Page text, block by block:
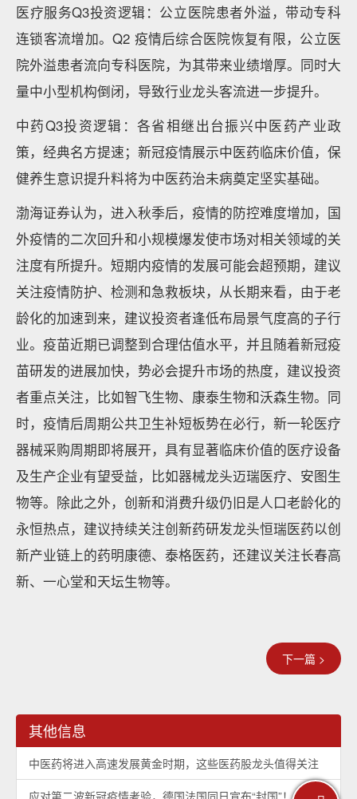
医疗服务Q3投资逻辑：公立医院患者外溢，带动专科
连锁客流增加。Q2 疫情后综合医院恢复有限，公立医
院外溢患者流向专科医院，为其带来业绩增厚。同时大
量中小型机构倒闭，导致行业龙头客流进一步提升。
中药Q3投资逻辑：各省相继出台振兴中医药产业政
策，经典名方提速；新冠疫情展示中医药临床价值，保
健养生意识提升料将为中医药治未病奠定坚实基础。
渤海证券认为，进入秋季后，疫情的防控难度增加，国
外疫情的二次回升和小规模爆发使市场对相关领域的关
注度有所提升。短期内疫情的发展可能会超预期，建议
关注疫情防护、检测和急救板块，从长期来看，由于老
龄化的加速到来，建议投资者逢低布局景气度高的子行
业。疫苗近期已调整到合理估值水平，并且随着新冠疫
苗研发的进展加快，势必会提升市场的热度，建议投资
者重点关注，比如智飞生物、康泰生物和沃森生物。同
时，疫情后周期公共卫生补短板势在必行，新一轮医疗
器械采购周期即将展开，具有显著临床价值的医疗设备
及生产企业有望受益，比如器械龙头迈瑞医疗、安图生
物等。除此之外，创新和消费升级仍旧是人口老龄化的
永恒热点，建议持续关注创新药研发龙头恒瑞医药以创
新产业链上的药明康德、泰格医药，还建议关注长春高
新、一心堂和天坛生物等。
下一篇 >
其他信息
中医药将进入高速发展黄金时期，这些医药股龙头值得关注
应对第二波新冠疫情考验，德国法国同日宣布“封国”！